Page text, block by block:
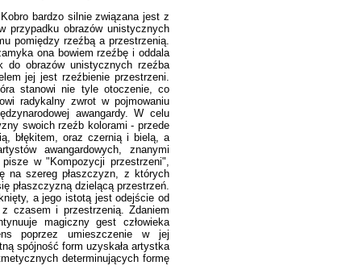
bardzo silnie związana jest z
przypadku obrazów unistycznych
pomiędzy rzeźbą a przestrzenią.
ona bowiem rzeźbę i oddala
do obrazów unistycznych rzeźba
jej jest rzeźbienie przestrzeni.
stanowi nie tyle otoczenie, co
radykalny zwrot w pojmowaniu
awangardy. W celu
swoich rzeźb kolorami - przede
błękitem, oraz czernią i bielą, a
awangardowych, znanymi
w "Kompozycji przestrzeni",
na szereg płaszczyzn, z których
płaszczyzną dzielącą przestrzeń.
a jego istotą jest odejście od
czasem i przestrzenią. Zdaniem
magiczny gest człowieka
poprzez umieszczenie w jej
spójność form uzyskała artystka
determinujących formę